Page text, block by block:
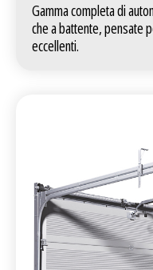
Gamma completa di
che a battente, pensate
eccellenti.